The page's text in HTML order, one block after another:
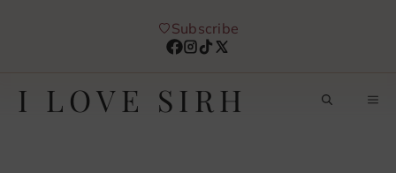
Subscribe
I LOVE SIRH